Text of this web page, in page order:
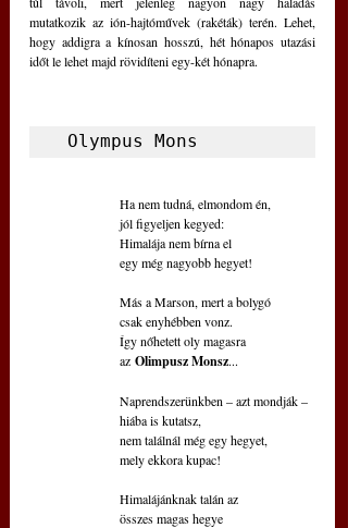
mutatkozik az ión-hajtóművek (rakéták) terén. Lehet,
hogy addigra a kínosan hosszú, hét hónapos utazási
időt le lehet majd rövidíteni egy-két hónapra.
Olympus Mons
Ha nem tudná, elmondom én,
jól figyeljen kegyed:
Himalája nem bírna el
egy még nagyobb hegyet!
Más a Marson, mert a bolygó
csak enyhébben vonz.
Így nőhetett oly magasra
az Olimpusz Monsz...
Naprendszerünkben – azt mondják –
hiába is kutatsz,
nem találnál még egy hegyet,
mely ekkora kupac!
Himalájánknak talán az
összes magas hegye